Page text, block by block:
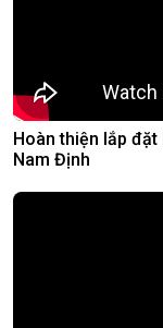
Hoàn thiện lắp
Nam Định